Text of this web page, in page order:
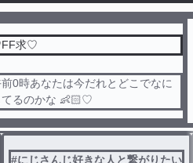
求♡
0時あなたは今だれとどこでなに
てるのかな 👶🏻♡
#にじさんじ好きな人と繋がりたい